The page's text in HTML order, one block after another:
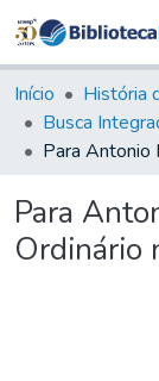
Início História
Busca
Para
Ordinário